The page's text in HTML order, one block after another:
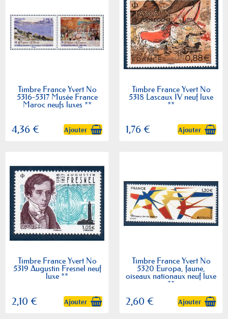
Timbre France Yvert No
5316-5317 Musée France
Maroc neufs luxes **
4,36 € Ajouter
Timbre France Yvert No
5318 Lascaux IV neuf luxe
**
1,76 € Ajouter
Timbre France Yvert No
5319 Augustin Fresnel neuf
luxe **
2,10 € Ajouter
Timbre France Yvert No
5320 Europa, faune,
oiseaux nationaux neuf luxe
**
2,60 € Ajouter